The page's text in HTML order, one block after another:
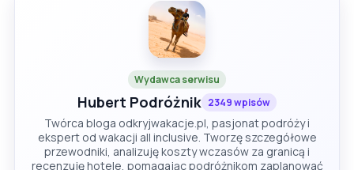
Wydawca serwisu
Hubert Podróżnik 2349 wpisów
Twórca bloga odkryjwakacje.pl, pasjonat podróży i
ekspert od wakacji all inclusive. Tworzę szczegółowe
przewodniki, analizuję koszty wczasów za granicą i
recenzuję hotele, pomagając podróżnikom zaplanować